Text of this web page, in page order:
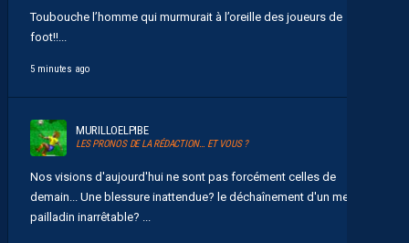
Toubouche l’homme qui murmurait à l’oreille des joueurs de
foot!!...
5 minutes ago
MURILLOELPIBE
LES PRONOS DE LA RÉDACTION… ET VOUS ?
Nos visions d'aujourd'hui ne sont pas forcément celles de
demain... Une blessure inattendue? le déchaînement d'un messie
pailladin inarrêtable? ...